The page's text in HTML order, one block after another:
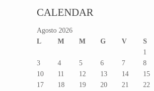
CALENDAR
Agosto 2026
L
M M G V S
1
3
4 5 6 7 8
10
11 12 13 14 15
17
18 19 20 21 22